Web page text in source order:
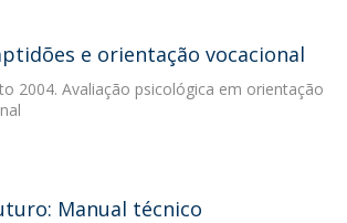
e orientação vocacional
2004. Avaliação psicológica em orientação
Manual técnico